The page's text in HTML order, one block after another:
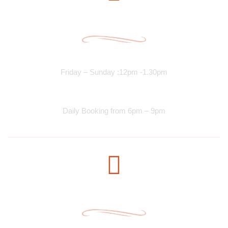
Friday – Sunday :12pm -1.30pm
Daily Booking from 6pm – 9pm